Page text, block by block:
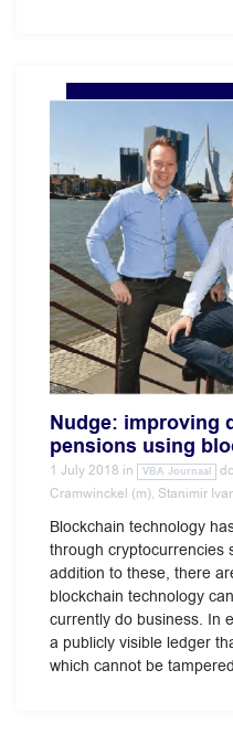
Nudge: improving
pensions using
1 July 2018 in VBA Journaal
Cramwinckel (m), Stanimir
Blockchain technology
through cryptocurrencies
addition to these, there
blockchain technology
currently do business. In
a publicly visible ledger
which cannot be